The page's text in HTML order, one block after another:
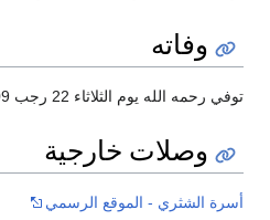
وفاته
توفي رحمه الله يوم الثلاثاء 22 رجب 1309هـ.
وصلات خارجية
أسرة الشثري - الموقع الرسمي